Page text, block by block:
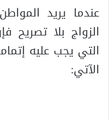
عندما يريد
الزواج بلا تصريح
التي يجب عليه
الآتي: